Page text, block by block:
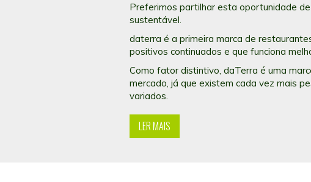
Preferimos partilhar esta oportunidade
sustentável.
daterra é a primeira marca de
positivos continuados e que funciona
Como fator distintivo, daTerra é uma
mercado, já que existem cada vez mais
variados.
LER MAIS